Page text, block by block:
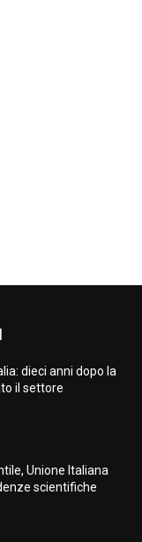
dieci anni dopo la
il settore
Unione Italiana
scientifiche